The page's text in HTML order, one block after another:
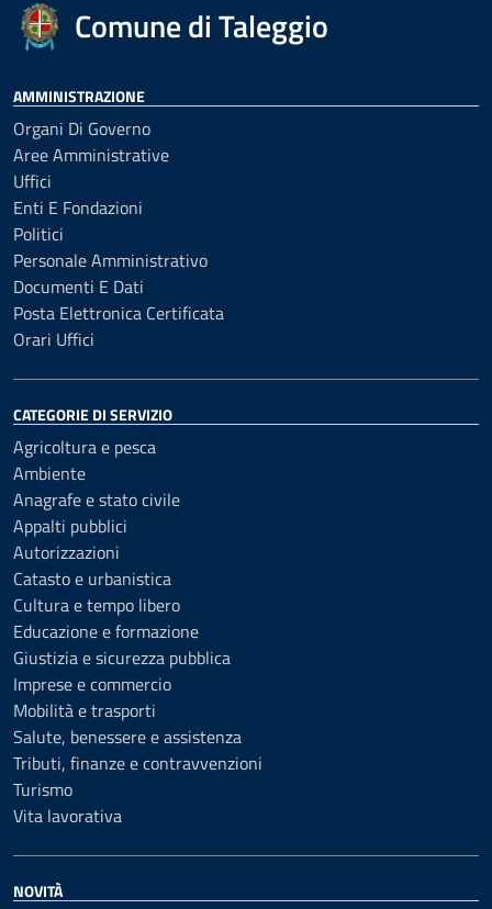
Comune di Taleggio
AMMINISTRAZIONE
Organi Di Governo
Aree Amministrative
Uffici
Enti E Fondazioni
Politici
Personale Amministrativo
Documenti E Dati
Posta Elettronica Certificata
Orari Uffici
CATEGORIE DI SERVIZIO
Agricoltura e pesca
Ambiente
Anagrafe e stato civile
Appalti pubblici
Autorizzazioni
Catasto e urbanistica
Cultura e tempo libero
Educazione e formazione
Giustizia e sicurezza pubblica
Imprese e commercio
Mobilità e trasporti
Salute, benessere e assistenza
Tributi, finanze e contravvenzioni
Turismo
Vita lavorativa
NOVITÀ